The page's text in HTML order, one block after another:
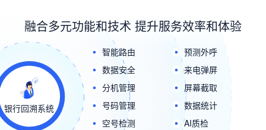
融合多元功能和技术 提升服务效率和体验
银行回溯系统
智能路由
预测外呼
数据安全
来电弹屏
分机管理
屏幕截取
号码管理
数据统计
空号检测
AI质检